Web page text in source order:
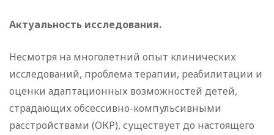
Актуальность исследования.
Несмотря на многолетний опыт клинических
исследований, проблема терапии, реабилитации и
оценки адаптационных возможностей детей,
страдающих обсессивно-компульсивными
расстройствами (ОКР), существует до настоящего